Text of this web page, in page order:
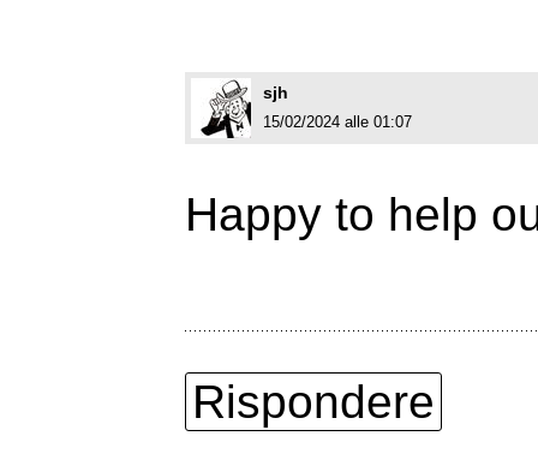
sjh
15/02/2024 alle 01:07
Happy to help
Rispondere